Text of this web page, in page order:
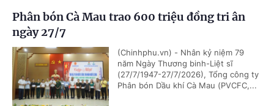
Phân bón Cà Mau trao 600 triệu đồng tri ân
ngày 27/7
(Chinhphu.vn) - Nhân kỷ niệm 79
năm Ngày Thương binh-Liệt sĩ
(27/7/1947-27/7/2026), Tổng công ty
Phân bón Dầu khí Cà Mau (PVCFC,...